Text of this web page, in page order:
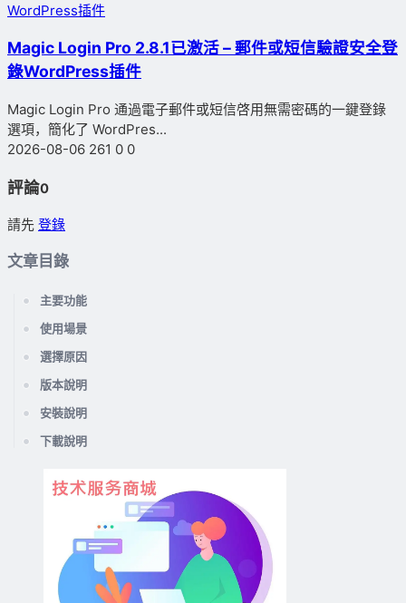
WordPress插件
Magic Login Pro 2.8.1已激活 – 郵件或短信驗證安全登
錄WordPress插件
Magic Login Pro 通過電子郵件或短信啓用無需密碼的一鍵登錄
選項，簡化了 WordPres...
2026-08-06 261 0 0
評論0
請先 登錄
文章目錄
主要功能
使用場景
選擇原因
版本說明
安裝說明
下載說明